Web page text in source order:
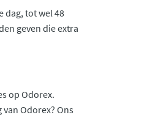
dag, tot wel 48
geven die extra
op Odorex.
Odorex? Ons